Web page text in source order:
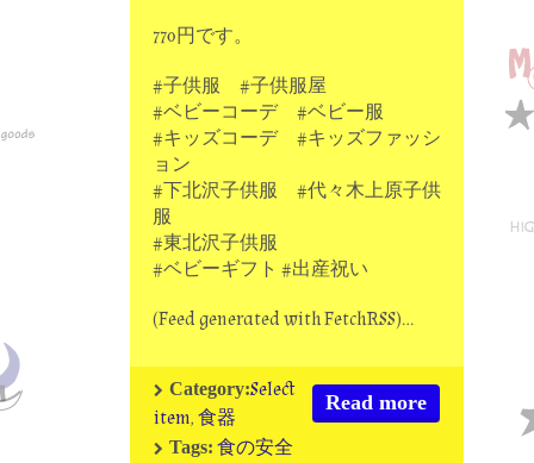
770円です。
#子供服 #子供服屋
#ベビーコーデ #ベビー服
#キッズコーデ #キッズファッシ
ョン
#下北沢子供服 #代々木上原子供
服
#東北沢子供服
#ベビーギフト #出産祝い
(Feed generated with FetchRSS)…
Read more
Category:Select
item,食器
Tags: 食の安全